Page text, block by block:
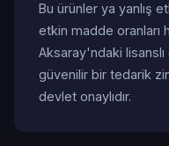
Bu ürünler ya yanlış
etkin madde oranları
Aksaray'ndaki
güvenilir bir tedarik
devlet onaylıdır.